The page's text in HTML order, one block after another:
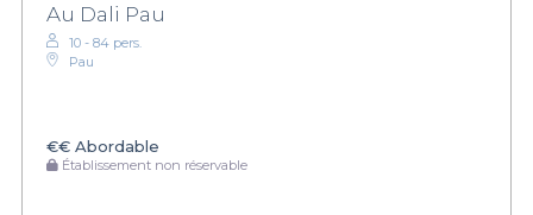
Au Dali Pau
10 - 84 pers.
Pau
€€ Abordable
Établissement non réservable